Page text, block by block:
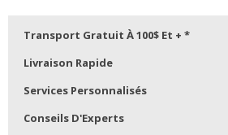
Transport Gratuit À 100$ Et + *
Livraison Rapide
Services Personnalisés
Conseils D'Experts